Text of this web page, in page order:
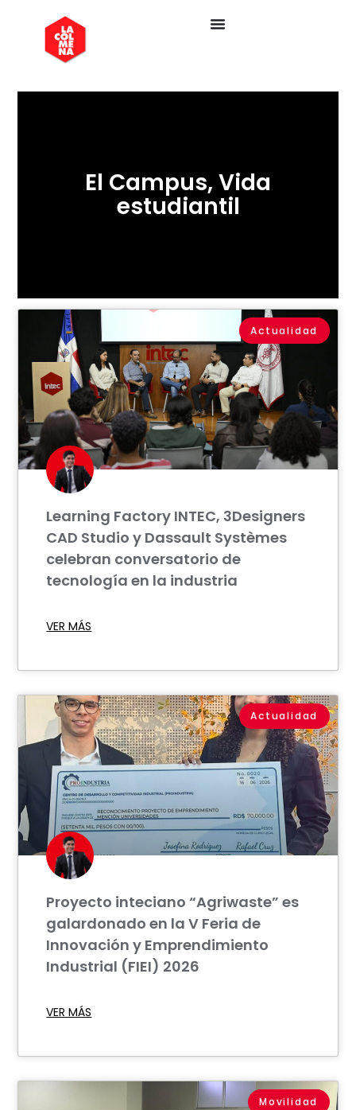
El Campus, Vida
estudiantil
Actualidad
Learning Factory INTEC, 3Designers
CAD Studio y Dassault Systèmes
celebran conversatorio de
tecnología en la industria
VER MÁS
Actualidad
Proyecto inteciano “Agriwaste” es
galardonado en la V Feria de
Innovación y Emprendimiento
Industrial (FIEI) 2026
VER MÁS
Movilidad